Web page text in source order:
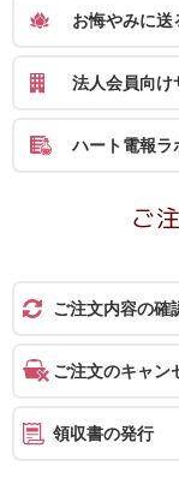
お悔やみに
法人会員向け
ハート電報ラ
ご
ご注文内容の確
ご注文のキャン
領収書の発行